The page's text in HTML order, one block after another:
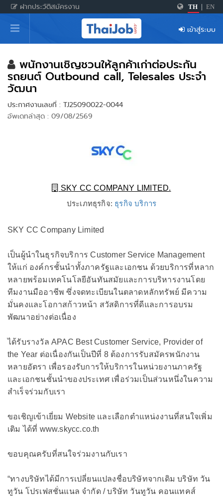
ฝากประวัติสมัครงาน TH EN
หน้าหลัก
ผู้สมัครงาน: เข้าสู่ระบบ
ฝากประวัติสมัครงาน
เกร็ดความรู้
เข้าสู่ระบบ
พนักงานเชิญชวนให้ลูกค้าเก่าต่อประกัน
รถยนต์ Outbound call, Telesales ประจำ
วัฒนา
ประกาศงานเลขที่ : TJ25090022-0044
อัพเดทล่าสุด : 09/08/2569
SKY CC COMPANY LIMITED.
ประเภทธุรกิจ: ธุรกิจ บริการ
SKY CC Company Limited
เป็นผู้นำในธุรกิจบริการ Customer Service Management
ให้แก่ องค์กรชั้นนำทั้งภาครัฐและเอกชน ด้วยบริการที่หลาก
หลายพร้อมเทคโนโลยีอันทันสมัยและการบริหารงานโดย
ทีมงานมืออาชีพ ซึ่งจดทะเบียนในตลาดหลักทรัพย์ มีความ
มั่นคงและโอกาสก้าวหน้า สวัสดิการที่ดีและการอบรม
พัฒนาอย่างต่อเนื่อง
ได้รับรางวัล APAC Best Customer Service, Provider of
the Year ต่อเนื่องกันเป็นปีที่ 8 ต้องการรับสมัครพนักงาน
หลายอัตรา เพื่อรองรับการให้บริการในหน่วยงานภาครัฐ
และเอกชนชั้นนำของประเทศ เพื่อร่วมเป็นส่วนหนึ่งในความ
สำเร็จร่วมกับเรา
ขอเชิญเข้าเยี่ยม Website และเลือกตำแหน่งงานที่สนใจเพิ่ม
เติม ได้ที่ www.skycc.co.th
ขอบคุณครับที่สนใจร่วมงานกับเรา
“ทางบริษัทได้มีการเปลี่ยนแปลงชื่อบริษัทจากเดิม บริษัท วัน
ทูวัน โปรเฟสชั่นแนล จำกัด / บริษัท วันทูวัน คอนแทคส์